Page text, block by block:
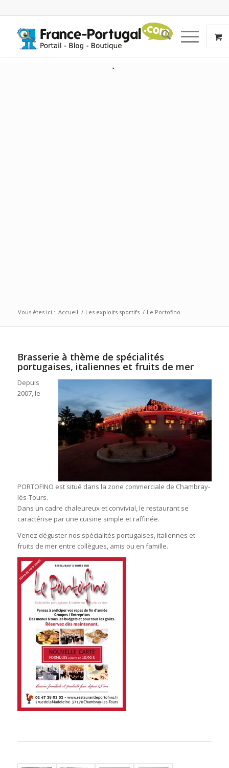
Vous êtes ici : Accueil / Les exploits sportifs / Le Portofino
Brasserie à thème de spécialités
portugaises, italiennes et fruits de mer
Depuis
2007, le
PORTOFINO est situé dans la zone commerciale de Chambray-
lès-Tours.
Dans un cadre chaleureux et convivial, le restaurant se
caractérise par une cuisine simple et raffinée.
Venez déguster nos spécialités portugaises, italiennes et
fruits de mer entre collègues, amis ou en famille.